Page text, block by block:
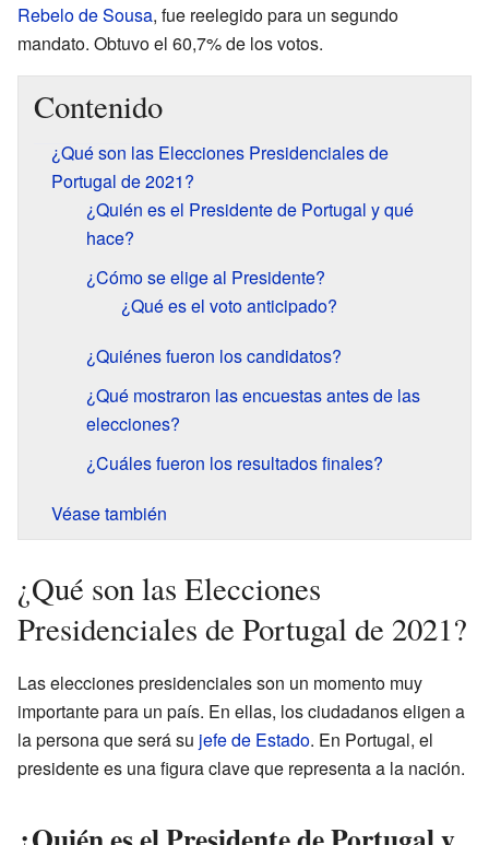
Rebelo de Sousa, fue reelegido para un segundo
mandato. Obtuvo el 60,7% de los votos.
Contenido
¿Qué son las Elecciones Presidenciales de
Portugal de 2021?
¿Quién es el Presidente de Portugal y qué
hace?
¿Cómo se elige al Presidente?
¿Qué es el voto anticipado?
¿Quiénes fueron los candidatos?
¿Qué mostraron las encuestas antes de las
elecciones?
¿Cuáles fueron los resultados finales?
Véase también
¿Qué son las Elecciones
Presidenciales de Portugal de 2021?
Las elecciones presidenciales son un momento muy
importante para un país. En ellas, los ciudadanos eligen a
la persona que será su jefe de Estado. En Portugal, el
presidente es una figura clave que representa a la nación.